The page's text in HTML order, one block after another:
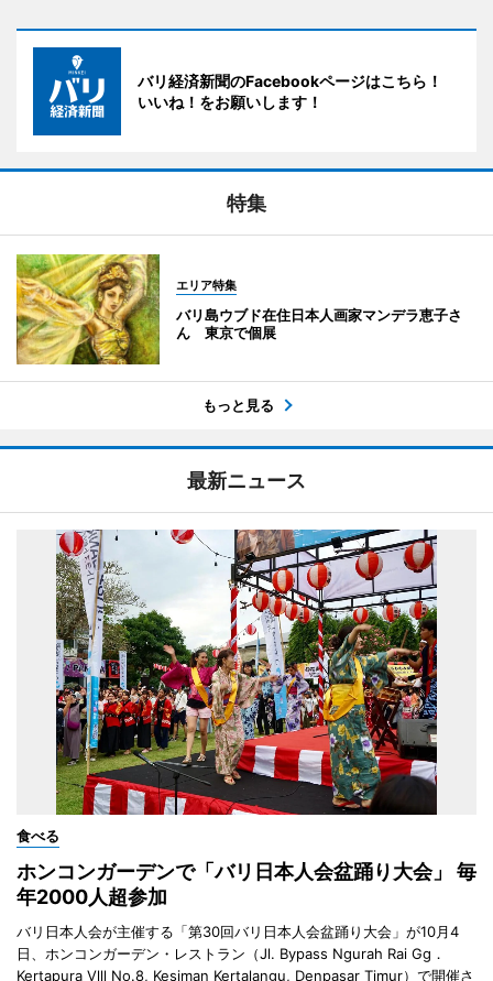
バリ経済新聞のFacebookページはこちら！
いいね！をお願いします！
特集
エリア特集
バリ島ウブド在住日本人画家マンデラ恵子さ
ん 東京で個展
もっと見る
最新ニュース
食べる
ホンコンガーデンで「バリ日本人会盆踊り大会」 毎
年2000人超参加
バリ日本人会が主催する「第30回バリ日本人会盆踊り大会」が10月4
日、ホンコンガーデン・レストラン（Jl. Bypass Ngurah Rai Gg．
Kertapura Vlll No.8, Kesiman Kertalangu, Denpasar Timur）で開催さ